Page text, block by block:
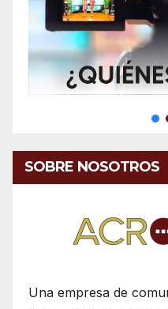
SOBRE NOSOTROS
Una empresa de